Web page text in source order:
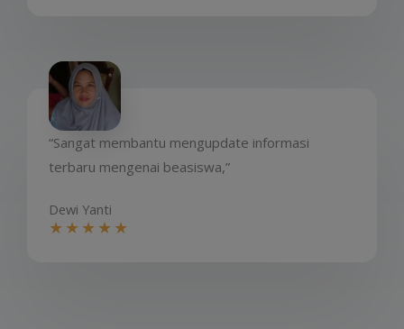
“Sangat membantu mengupdate informasi
terbaru mengenai beasiswa,”​
Dewi Yanti​
★ ★ ★ ★ ★